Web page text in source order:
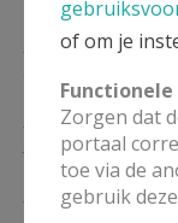
10.00
10.00
10.00
of om je
Zorgen dat
portaal
toe via de
gebruik